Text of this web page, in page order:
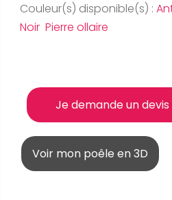
Couleur(s) disponible(s) :
Noir Pierre ollaire
Je demande un
Voir mon poêle en 3D